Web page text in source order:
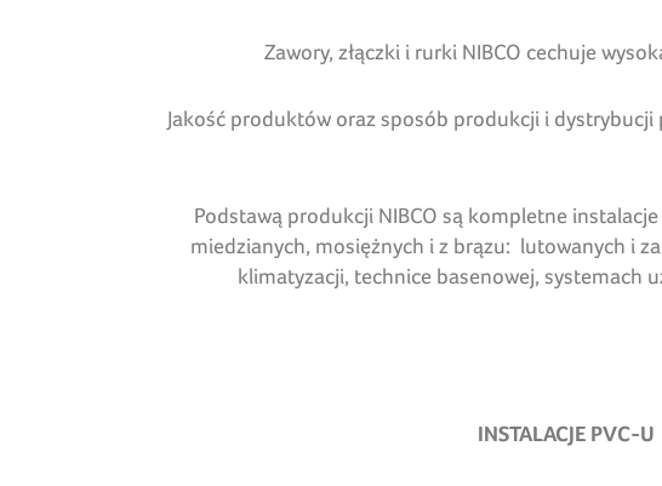
Zawory, złączki i rurki NIBCO cechuje
Jakość produktów oraz sposób produkcji i
Podstawą produkcji NIBCO są kompletne
miedzianych, mosiężnych i z brązu: lutowanych i
klimatyzacji, technice basenowej, systemach
INSTALACJE PVC-U